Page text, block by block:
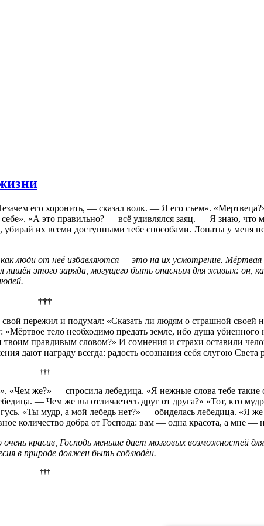
его хоронить, — сказал волк. — Я его съем».
«А это правильно? — всё удивлялся заяц. — Я знаю, что
их всеми доступными тебе способами. Лопаты у меня
люди от неё избавляются — это на их усмотрение.
лишён этого заряда, могущего быть опасным для живых: он,
†††
пережил и подумал: «Сказать ли людям о страшной своей
тело необходимо предать земле, ибо душа
правдивым словом?» И сомнения и страхи оставили
дают награду всегда: радость осознания себя слугою Света
†††
«Чем же?» — спросила лебедица. «Я нежные слова тебе такие
— Чем же вы отличаетесь друг от друга?» «Тот, кто
«Ты мудр, а мой лебедь нет?» — обиделась лебедица. «Я же
количество добра от Господа: вам — одна красота, а мне —
красив, Господь меньше дает мозговых возможностей
в природе должен быть соблюдён.
†††